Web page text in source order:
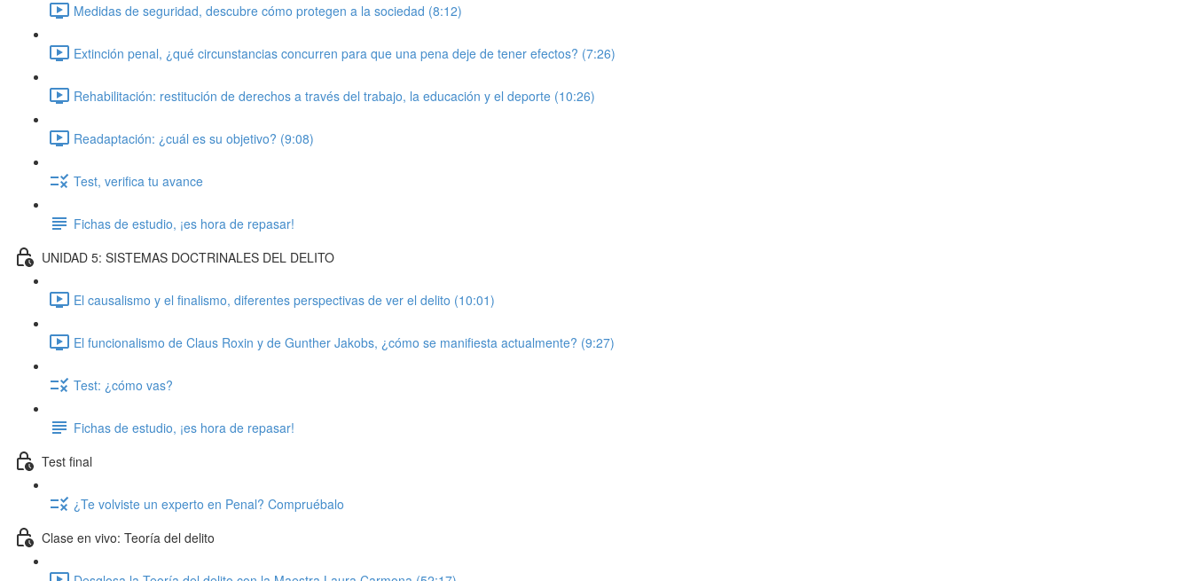
Medidas de seguridad, descubre cómo protegen a la sociedad (8:12)
Extinción penal, ¿qué circunstancias concurren para que una pena deje de tener efectos? (7:26)
Rehabilitación: restitución de derechos a través del trabajo, la educación y el deporte (10:26)
Readaptación: ¿cuál es su objetivo? (9:08)
Test, verifica tu avance
Fichas de estudio, ¡es hora de repasar!
UNIDAD 5: SISTEMAS DOCTRINALES DEL DELITO
El causalismo y el finalismo, diferentes perspectivas de ver el delito (10:01)
El funcionalismo de Claus Roxin y de Gunther Jakobs, ¿cómo se manifiesta actualmente? (9:27)
Test: ¿cómo vas?
Fichas de estudio, ¡es hora de repasar!
Test final
¿Te volviste un experto en Penal? Compruébalo
Clase en vivo: Teoría del delito